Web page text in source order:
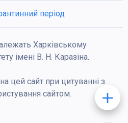
період
Харківському
імені В. Н. Каразіна.
цей сайт при цитуванні з
сайтом.